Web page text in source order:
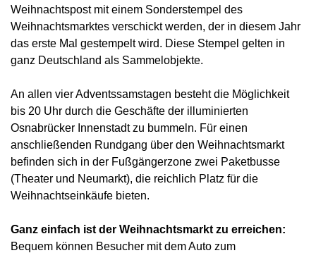
Weihnachtspost mit einem Sonderstempel des
Weihnachtsmarktes verschickt werden, der in diesem Jahr
das erste Mal gestempelt wird. Diese Stempel gelten in
ganz Deutschland als Sammelobjekte.
An allen vier Adventssamstagen besteht die Möglichkeit
bis 20 Uhr durch die Geschäfte der illuminierten
Osnabrücker Innenstadt zu bummeln. Für einen
anschließenden Rundgang über den Weihnachtsmarkt
befinden sich in der Fußgängerzone zwei Paketbusse
(Theater und Neumarkt), die reichlich Platz für die
Weihnachtseinkäufe bieten.
Ganz einfach ist der Weihnachtsmarkt zu erreichen:
Bequem können Besucher mit dem Auto zum